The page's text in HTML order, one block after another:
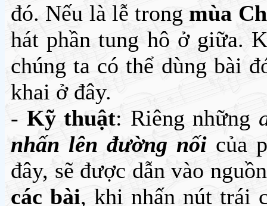
đó. Nếu là lễ trong mùa
hát phần tung hô ở giữa.
chúng ta có thể dùng bài
khai ở đây.
- Kỹ thuật: Riêng những
nhấn lên đường nối của
đây, sẽ được dẫn vào
các bài, khi nhấn nút trái